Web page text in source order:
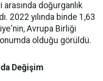
doğurganlık
2022 yılında binde 1,63
Avrupa Birliği
olduğu görüldü.
Değişim